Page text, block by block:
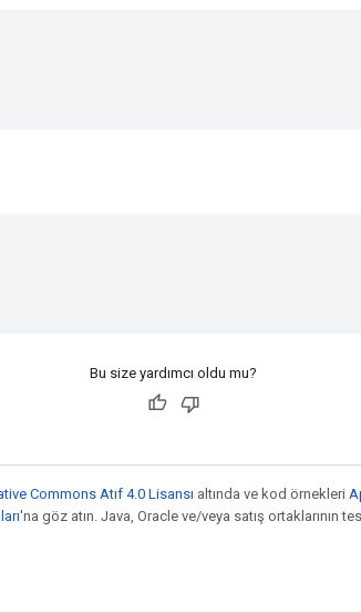
Bu size yardımcı oldu mu?
Commons Atıf 4.0 Lisansı altında ve kod örnekleri
'na göz atın. Java, Oracle ve/veya satış ortaklarının